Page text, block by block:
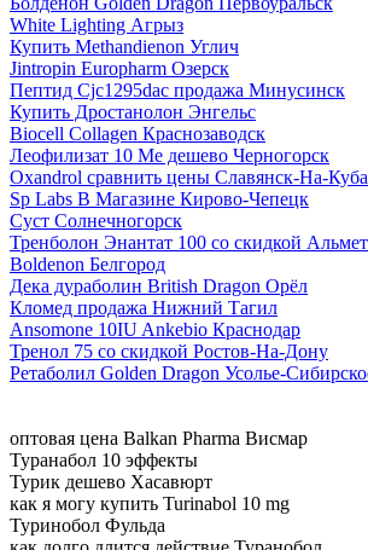
White Lighting Агрыз
Купить Methandienon Углич
Jintropin Europharm Озерск
Пептид Cjc1295dac продажа Минусинск
Купить Дростанолон Энгельс
Biocell Collagen Краснозаводск
Леофилизат 10 Me дешево Черногорск
Oxandrol сравнить цены Славянск-На-
Sp Labs В Магазине Кирово-Чепецк
Суст Солнечногорск
Тренболон Энантат 100 со скидкой
Boldenon Белгород
Дека дураболин British Dragon Орёл
Кломед продажа Нижний Тагил
Ansomone 10IU Ankebio Краснодар
Тренол 75 со скидкой Ростов-На-Дону
Ретаболил Golden Dragon Усолье-
оптовая цена Balkan Pharma Висмар
Туранабол 10 эффекты
Турик дешево Хасавюрт
как я могу купить Turinabol 10 mg
Туринобол Фульда